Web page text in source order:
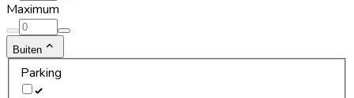
Maximum
Buiten
Parking